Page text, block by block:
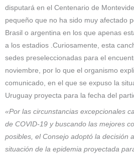
disputará en el Centenario de
pequeño que no ha sido muy afectado
Brasil o argentina en los que apenas
a los estadios .Curiosamente, esta
sedes preseleccionadas para el
noviembre, por lo que el organismo
comunicado, en el que se expuso la
Uruguay proyecta para la fecha del
«Por las circunstancias excepcionales
de COVID-19 y buscando las mejores
posibles, el Consejo adoptó la decisión
situación de la epidemia proyectada